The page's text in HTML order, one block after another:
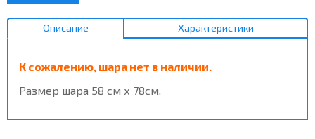
Описание Характеристики
К сожалению, шара нет в наличии.
Размер шара 58 см х 78см.